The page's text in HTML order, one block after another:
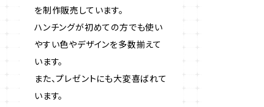
を制作販売しています。
ハンチングが初めての方でも使い
やすい色やデザインを多数揃えて
います。
また、プレゼントにも大変喜ばれて
います。